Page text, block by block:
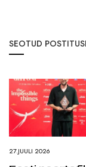
SEOTUD
27.JUULI 2026